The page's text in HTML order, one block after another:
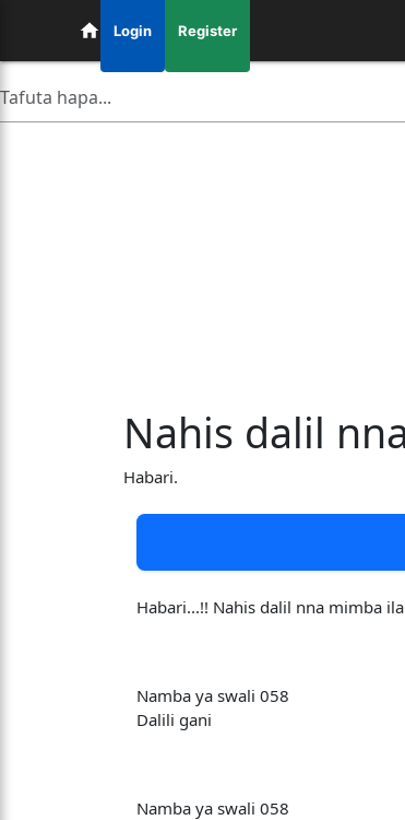
Login Register
Nahis dalil
Habari.
Habari...!! Nahis dalil nna mimba
Namba ya swali 058
Dalili gani
Namba ya swali 058